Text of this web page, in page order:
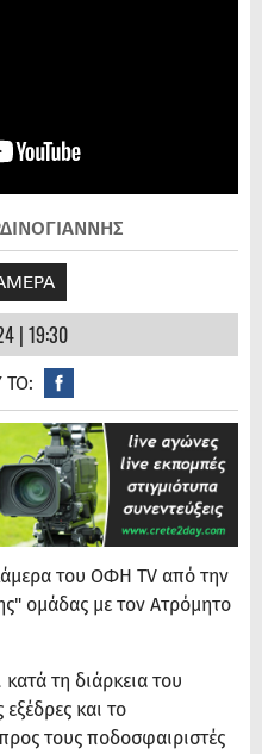
| 19:30
ΤΟ:
του ΟΦΗ TV από την
ομάδας με τον Ατρόμητο
τη διάρκεια του
και το
τους ποδοσφαιριστές